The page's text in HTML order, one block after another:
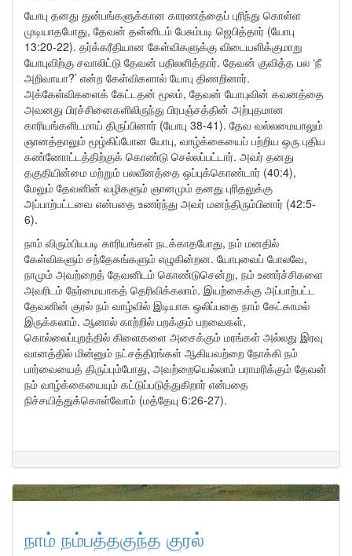
யோபு தனது துன்பங்களுக்கான காரணத்தைப் புரிந்து கொள்ள
முடியாதபோது, தேவன் தன்னிடம் பேசும்படி ஜெபித்தார் (யோபு
13:20-22). தர்க்கரீதியான கேள்விகளுக்கு விடையளிக்குமாறு
யோபுவிற்கு சவாலிட்டு தேவன் பதிலளித்தார். தேவன் குவித்த பல ‘நீ
அறிவாயா?’ என்ற கேள்விகளால் யோபு திணறினார்.
அக்கேள்விகளைக் கேட்டதன் மூலம், தேவன் யோபுவின் கவனத்தை
அவனது பிரச்சினைகளிலிருந்து பிரபஞ்சத்தின் அற்புதமான
காரியங்களிடமாய் திருப்பினார் (யோபு 38-41). தேவ வல்லமையாலும்
ஞானத்தாலும் மூழ்கிப்போன யோபு, வாழ்க்கையைப் பற்றிய ஒரு புதிய
கண்ணோட்டத்திற்குக் கொண்டு செல்லப்பட்டார். அவர் தனது
தகுதியின்மை மற்றும் பலவீனத்தை ஒப்புக்கொண்டார் (40:4),
மேலும் தேவனின் வழிகளும் ஞானமும் தனது புரிதலுக்கு
அப்பாற்பட்டவை என்பதை உணர்ந்து அவர் மனந்திரும்பினார் (42:5-
6).
நாம் விரும்பியபடி காரியங்கள் நடக்காதபோது, நம் மனதில்
கேள்விகளும் சந்தேகங்களும் எழுகின்றன. யோபுவைப் போலவே,
நாமும் அவற்றைத் தேவனிடம் கொண்டுசென்று, நம் உணர்ச்சிகளை
அவரிடம் நேர்மையாகத் தெரிவிக்கலாம். இயற்கைக்கு அப்பாற்பட்ட
தேவனின் குரல் நம் வாழ்வில் இடியாக ஒலிப்பதை நாம் கேட்காமல்
இருக்கலாம். ஆனால் காற்றில் பறக்கும் பறவைகள்,
கொல்லைப்புறத்தில் கிளைகளை அசைக்கும் மரங்கள் அல்லது இரவு
வானத்தில் மின்னும் நட்சத்திரங்கள் ஆகியவற்றை நோக்கி நம்
பார்வையைத் திருப்பும்போது, அவற்றையெல்லாம் பராமரிக்கும் தேவன்
நம் வாழ்க்கையையும் கட்டுப்படுத்துகிறார் என்பதை
நிச்சயித்துக்கொள்வோம் (மத்தேயு 6:26-27).
நாம் நம்பத்தகுந்த குரல்